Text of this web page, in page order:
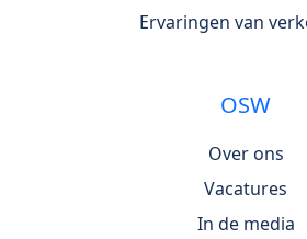
Ervaringen van
OSW
Over ons
Vacatures
In de media